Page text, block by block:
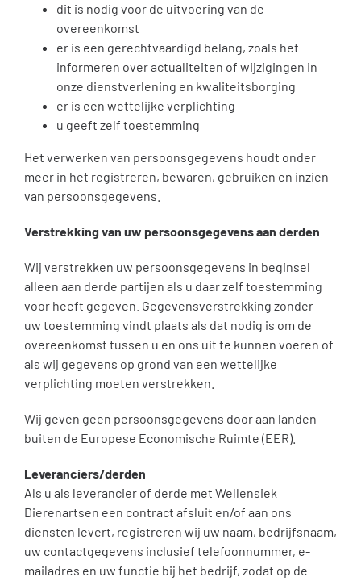
dit is nodig voor de uitvoering van de
overeenkomst
er is een gerechtvaardigd belang, zoals het
informeren over actualiteiten of wijzigingen in
onze dienstverlening en kwaliteitsborging
er is een wettelijke verplichting
u geeft zelf toestemming
Het verwerken van persoonsgegevens houdt onder
meer in het registreren, bewaren, gebruiken en inzien
van persoonsgegevens.
Verstrekking van uw persoonsgegevens aan derden
Wij verstrekken uw persoonsgegevens in beginsel
alleen aan derde partijen als u daar zelf toestemming
voor heeft gegeven. Gegevensverstrekking zonder
uw toestemming vindt plaats als dat nodig is om de
overeenkomst tussen u en ons uit te kunnen voeren of
als wij gegevens op grond van een wettelijke
verplichting moeten verstrekken.
Wij geven geen persoonsgegevens door aan landen
buiten de Europese Economische Ruimte (EER).
Leveranciers/derden
Als u als leverancier of derde met Wellensiek
Dierenartsen een contract afsluit en/of aan ons
diensten levert, registreren wij uw naam, bedrijfsnaam,
uw contactgegevens inclusief telefoonnummer, e-
mailadres en uw functie bij het bedrijf, zodat op de